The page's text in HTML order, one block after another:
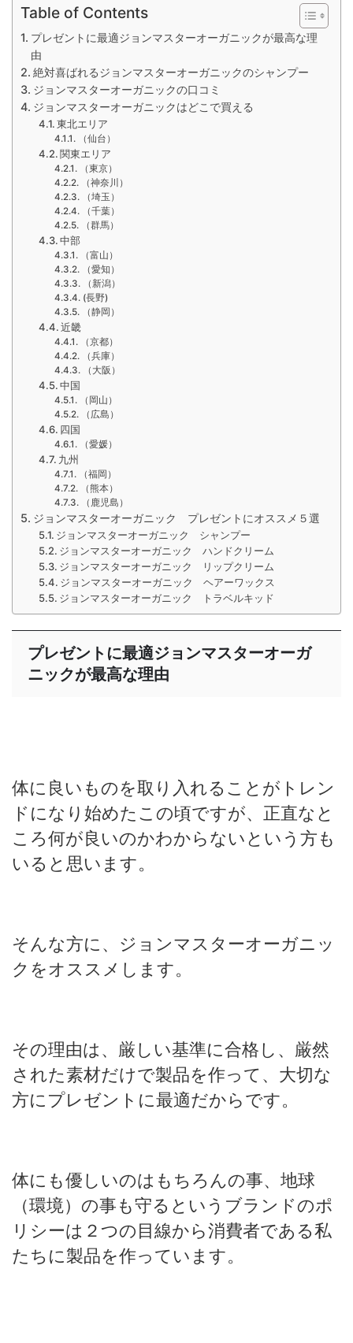
Table of Contents
プレゼントに最適ジョンマスターオーガニックが最高な理
由
絶対喜ばれるジョンマスターオーガニックのシャンプー
ジョンマスターオーガニックの口コミ
ジョンマスターオーガニックはどこで買える
東北エリア
（仙台）
関東エリア
（東京）
（神奈川）
（埼玉）
（千葉）
（群馬）
中部
（富山）
（愛知）
（新潟）
(長野)
（静岡）
近畿
（京都）
（兵庫）
（大阪）
中国
（岡山）
（広島）
四国
（愛媛）
九州
（福岡）
（熊本）
（鹿児島）
ジョンマスターオーガニック プレゼントにオススメ５選
ジョンマスターオーガニック シャンプー
ジョンマスターオーガニック ハンドクリーム
ジョンマスターオーガニック リップクリーム
ジョンマスターオーガニック ヘアーワックス
ジョンマスターオーガニック トラベルキッド
プレゼントに最適ジョンマスターオーガ
ニックが最高な理由
体に良いものを取り入れることがトレン
ドになり始めたこの頃ですが、正直なと
ころ何が良いのかわからないという方も
いると思います。
そんな方に、ジョンマスターオーガニッ
クをオススメします。
その理由は、厳しい基準に合格し、厳然
された素材だけで製品を作って、大切な
方にプレゼントに最適だからです。
体にも優しいのはもちろんの事、地球
（環境）の事も守るというブランドのポ
リシーは２つの目線から消費者である私
たちに製品を作っています。